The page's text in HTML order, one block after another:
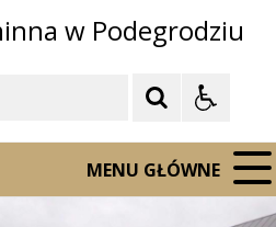
w Podegrodziu
MENU GŁÓWNE